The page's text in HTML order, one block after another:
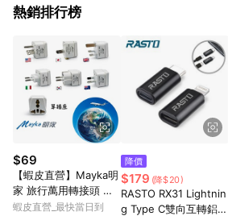
熱銷排行榜
$69
【蝦皮直營】Mayka明
家 旅行萬用轉接頭 國
外轉接頭 安全 輕巧 便
蝦皮直營_最快當日到
降價
$179 (降$20)
RASTO RX31 Lightnin
g Type C雙向互轉鋁製